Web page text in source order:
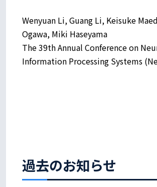
過去のお知らせ
Wenyuan Li, Guang Li, Keisuke
Ogawa, Miki Haseyama
The 39th Annual Conference on
Information Processing Systems